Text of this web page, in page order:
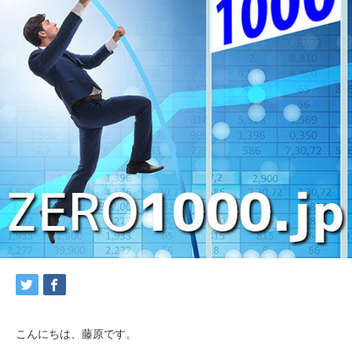
こんにちは、藤原です。